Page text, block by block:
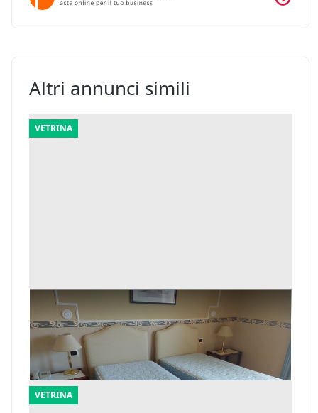
Altri annunci simili
VETRINA
3#8402 Arredamento camere hotel
Cassino (Frosinone)
Offerta minima
5.805 €
VETRINA